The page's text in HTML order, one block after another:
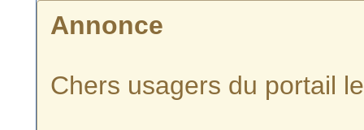
Annonce
Chers usagers du portail